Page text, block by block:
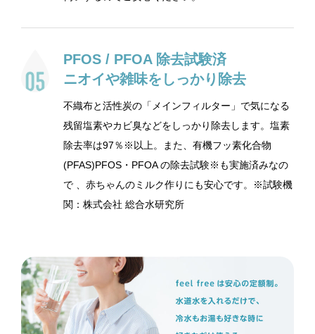
PFOS / PFOA 除去試験済
ニオイや雑味をしっかり除去
不織布と活性炭の「メインフィルター」で気になる
残留塩素やカビ臭などをしっかり除去します。塩素
除去率は97％※以上。また、有機フッ素化合物
(PFAS)PFOS・PFOA の除去試験※も実施済みなの
で 、赤ちゃんのミルク作りにも安心です。※試験機
関：株式会社 総合水研究所